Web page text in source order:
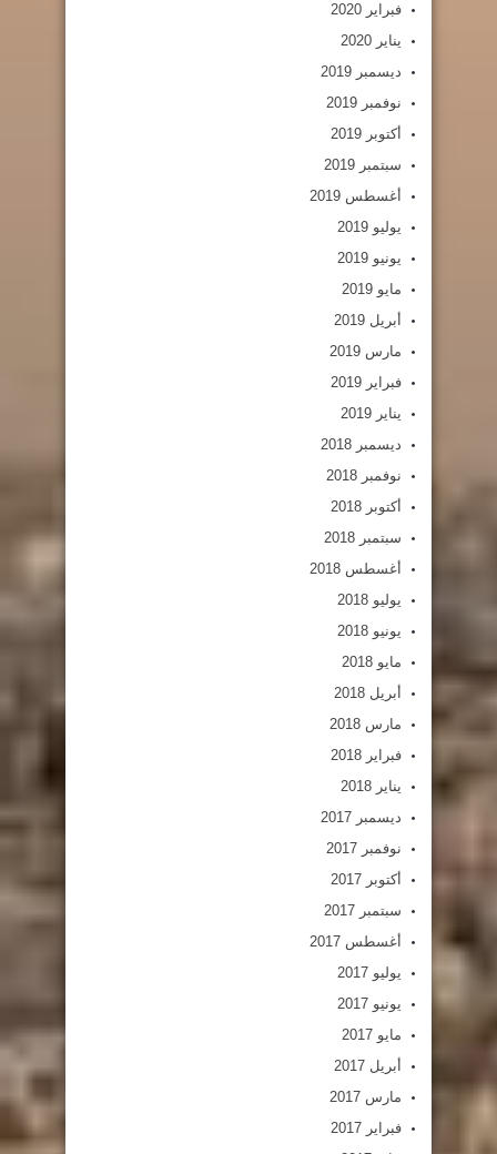
فبراير 2020
يناير 2020
ديسمبر 2019
نوفمبر 2019
أكتوبر 2019
سبتمبر 2019
أغسطس 2019
يوليو 2019
يونيو 2019
مايو 2019
أبريل 2019
مارس 2019
فبراير 2019
يناير 2019
ديسمبر 2018
نوفمبر 2018
أكتوبر 2018
سبتمبر 2018
أغسطس 2018
يوليو 2018
يونيو 2018
مايو 2018
أبريل 2018
مارس 2018
فبراير 2018
يناير 2018
ديسمبر 2017
نوفمبر 2017
أكتوبر 2017
سبتمبر 2017
أغسطس 2017
يوليو 2017
يونيو 2017
مايو 2017
أبريل 2017
مارس 2017
فبراير 2017